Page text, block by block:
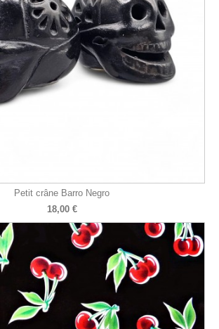
Petit crâne Barro Negro
18,00 €